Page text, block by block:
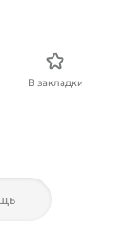
В закладки